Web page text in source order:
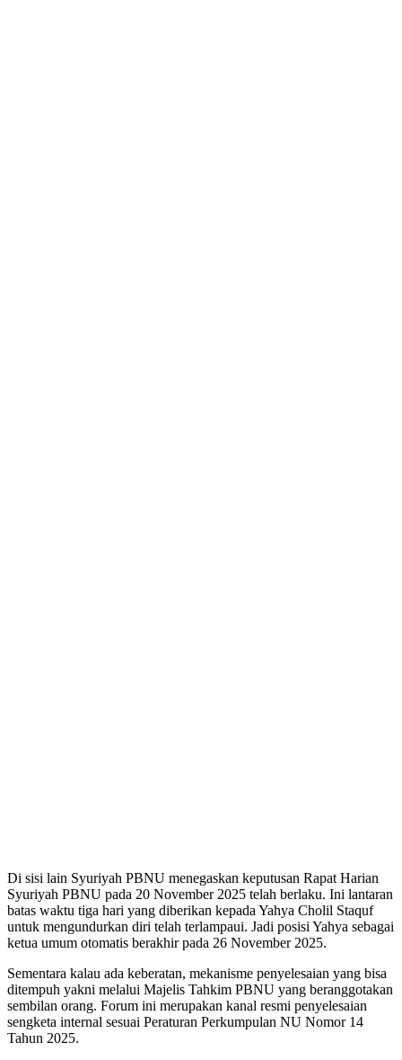
Di sisi lain Syuriyah PBNU menegaskan keputusan Rapat Harian
Syuriyah PBNU pada 20 November 2025 telah berlaku. Ini lantaran
batas waktu tiga hari yang diberikan kepada Yahya Cholil Staquf
untuk mengundurkan diri telah terlampaui. Jadi posisi Yahya sebagai
ketua umum otomatis berakhir pada 26 November 2025.
Sementara kalau ada keberatan, mekanisme penyelesaian yang bisa
ditempuh yakni melalui Majelis Tahkim PBNU yang beranggotakan
sembilan orang. Forum ini merupakan kanal resmi penyelesaian
sengketa internal sesuai Peraturan Perkumpulan NU Nomor 14
Tahun 2025.